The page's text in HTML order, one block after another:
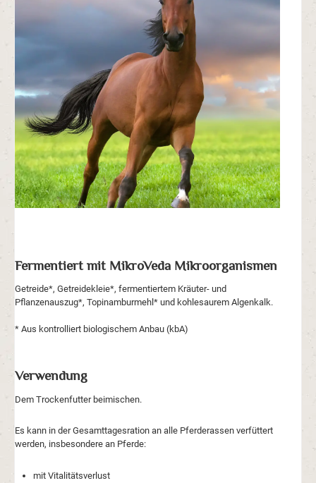
Fermentiert mit MikroVeda Mikroorganismen
Getreide*, Getreidekleie*, fermentiertem Kräuter- und
Pflanzenauszug*, Topinamburmehl* und kohlesaurem Algenkalk.
* Aus kontrolliert biologischem Anbau (kbA)
Verwendung
Dem Trockenfutter beimischen.
Es kann in der Gesamttagesration an alle Pferderassen verfüttert
werden, insbesondere an Pferde:
mit Vitalitätsverlust